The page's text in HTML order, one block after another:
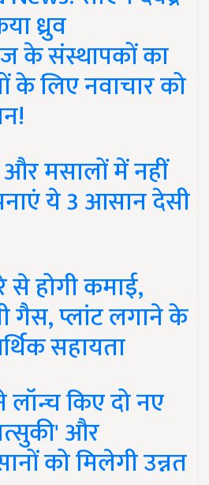
ध्रुव
के संस्थापकों का
के लिए नवाचार को
मसालों में नहीं
ये 3 आसान देसी
होगी कमाई,
गैस, प्लांट लगाने के
सहायता
किए दो नए
और
को मिलेगी उन्नत